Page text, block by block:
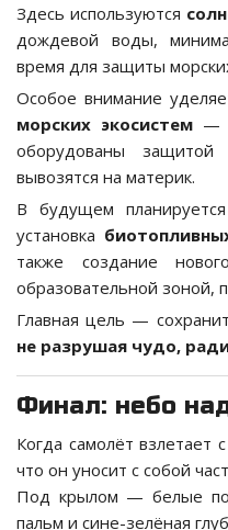
Здесь используются
дождевой воды,
время для защиты
Особое внимание
морских экосистем —
оборудованы
вывозятся на материк.
В будущем
установка
также создание
образовательной зоной,
Главная цель —
не разрушая чудо,
Финал: небо
Когда самолёт взлетает
что он уносит с собой
Под крылом — белые
пальм и сине-зелёная